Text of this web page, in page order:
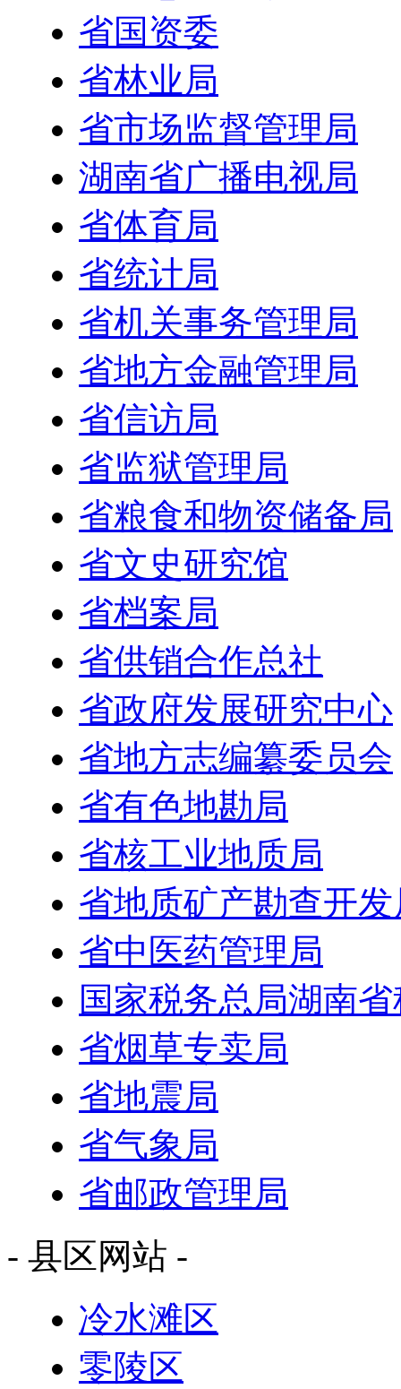
省国资委
省林业局
省市场监督管理局
湖南省广播电视局
省体育局
省统计局
省机关事务管理局
省地方金融管理局
省信访局
省监狱管理局
省粮食和物资储备局
省文史研究馆
省档案局
省供销合作总社
省政府发展研究中心
省地方志编纂委员会
省有色地勘局
省核工业地质局
省地质矿产勘查开发
省中医药管理局
国家税务总局湖南
省烟草专卖局
省地震局
省气象局
省邮政管理局
- 县区网站 -
冷水滩区
零陵区